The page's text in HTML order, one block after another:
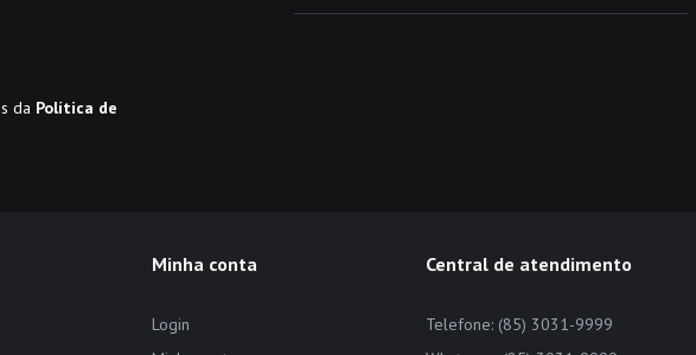
da Política de
Minha conta
Login
Central de atendimento
Telefone: (85) 3031-9999